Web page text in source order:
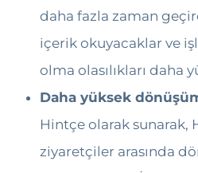
daha fazla zaman
içerik okuyacaklar ve
olma olasılıkları daha
Daha yüksek
Hintçe olarak sunarak,
ziyaretçiler arasında